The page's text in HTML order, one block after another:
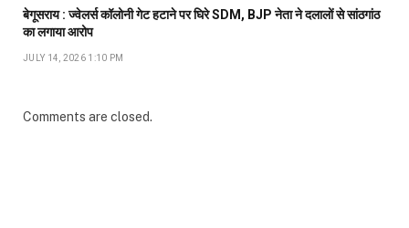
बेगूसराय : ज्वेलर्स कॉलोनी गेट हटाने पर घिरे SDM, BJP नेता ने दलालों से सांठगांठ
का लगाया आरोप
JULY 14, 2026 1:10 PM
Comments are closed.